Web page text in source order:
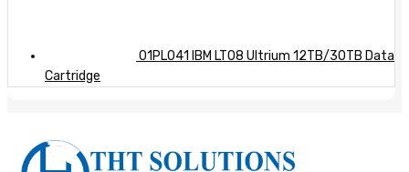
01PL041 IBM LTO8 Ultrium 12TB/30TB Data
Cartridge